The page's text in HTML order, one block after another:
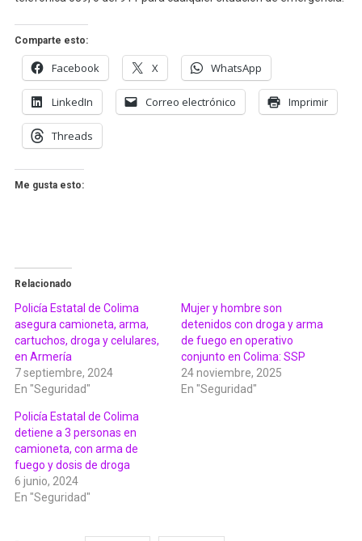
Comparte esto:
Facebook X WhatsApp
LinkedIn Correo electrónico Imprimir
Threads
Me gusta esto:
Relacionado
Policía Estatal de Colima
asegura camioneta, arma,
cartuchos, droga y celulares,
en Armería
7 septiembre, 2024
En "Seguridad"
Mujer y hombre son
detenidos con droga y arma
de fuego en operativo
conjunto en Colima: SSP
24 noviembre, 2025
En "Seguridad"
Policía Estatal de Colima
detiene a 3 personas en
camioneta, con arma de
fuego y dosis de droga
6 junio, 2024
En "Seguridad"